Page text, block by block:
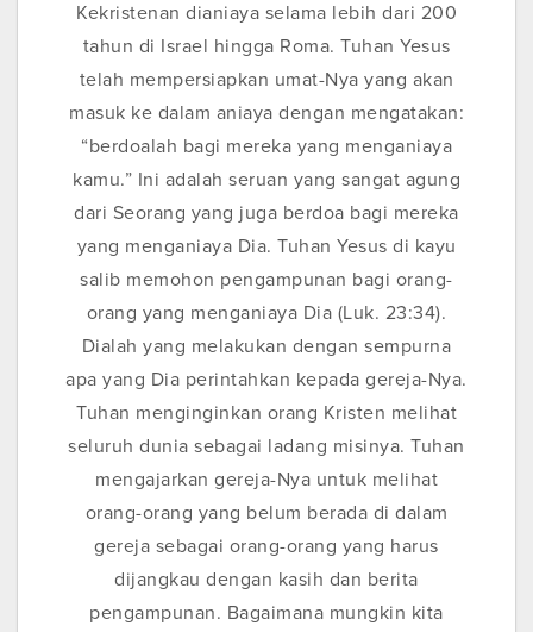
Kekristenan dianiaya selama lebih dari 200
tahun di Israel hingga Roma. Tuhan Yesus
telah mempersiapkan umat-Nya yang akan
masuk ke dalam aniaya dengan mengatakan:
“berdoalah bagi mereka yang menganiaya
kamu.” Ini adalah seruan yang sangat agung
dari Seorang yang juga berdoa bagi mereka
yang menganiaya Dia. Tuhan Yesus di kayu
salib memohon pengampunan bagi orang-
orang yang menganiaya Dia (Luk. 23:34).
Dialah yang melakukan dengan sempurna
apa yang Dia perintahkan kepada gereja-Nya.
Tuhan menginginkan orang Kristen melihat
seluruh dunia sebagai ladang misinya. Tuhan
mengajarkan gereja-Nya untuk melihat
orang-orang yang belum berada di dalam
gereja sebagai orang-orang yang harus
dijangkau dengan kasih dan berita
pengampunan. Bagaimana mungkin kita